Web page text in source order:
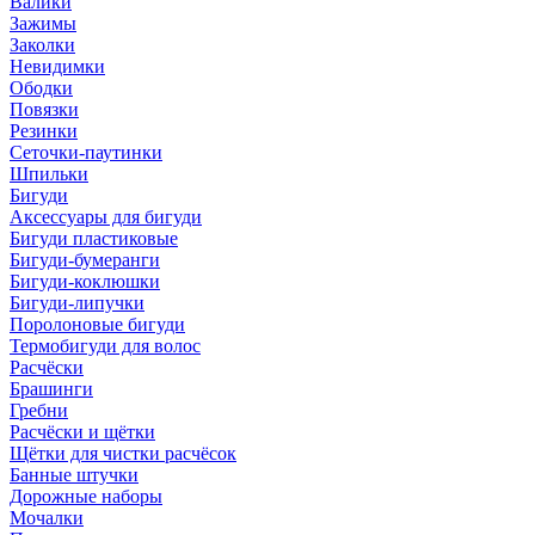
Зажимы
Заколки
Невидимки
Ободки
Повязки
Резинки
Сеточки-паутинки
Шпильки
Бигуди
Аксессуары для бигуди
Бигуди пластиковые
Бигуди-бумеранги
Бигуди-коклюшки
Бигуди-липучки
Поролоновые бигуди
Термобигуди для волос
Расчёски
Брашинги
Гребни
Расчёски и щётки
Щётки для чистки расчёсок
Банные штучки
Дорожные наборы
Мочалки